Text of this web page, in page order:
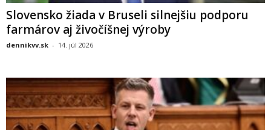
Slovensko žiada v Bruseli silnejšiu podporu
farmárov aj živočíšnej výroby
dennikvv.sk - 14. júl 2026